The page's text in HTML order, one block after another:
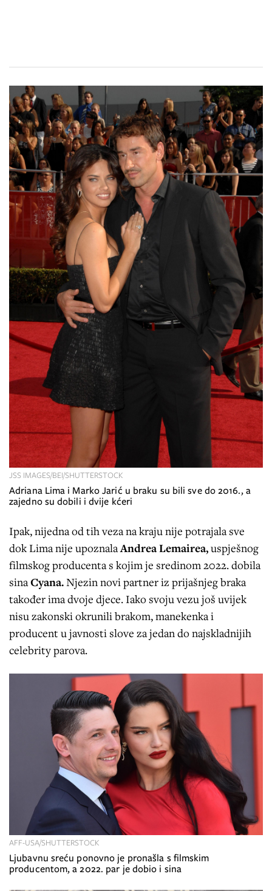
Adriana Lima i Marko Jarić u braku su bili sve do 2016., a
zajedno su dobili i dvije kćeri
JSS IMAGES/BEI/SHUTTERSTOCK
Ipak, nijedna od tih veza na kraju nije potrajala sve
dok Lima nije upoznalaAndrea Lemairea,uspješnog
filmskog producenta s kojim je sredinom 2022. dobila
sinaCyana.Njezin novi partner iz prijašnjeg braka
također ima dvoje djece. Iako svoju vezu još uvijek
nisu zakonski okrunili brakom, manekenka i
producent u javnosti slove za jedan do najskladnijih
celebrity parova.
Ljubavnu sreću ponovno je pronašla s filmskim
producentom, a 2022. par je dobio i sina
AFF-USA/SHUTTERSTOCK